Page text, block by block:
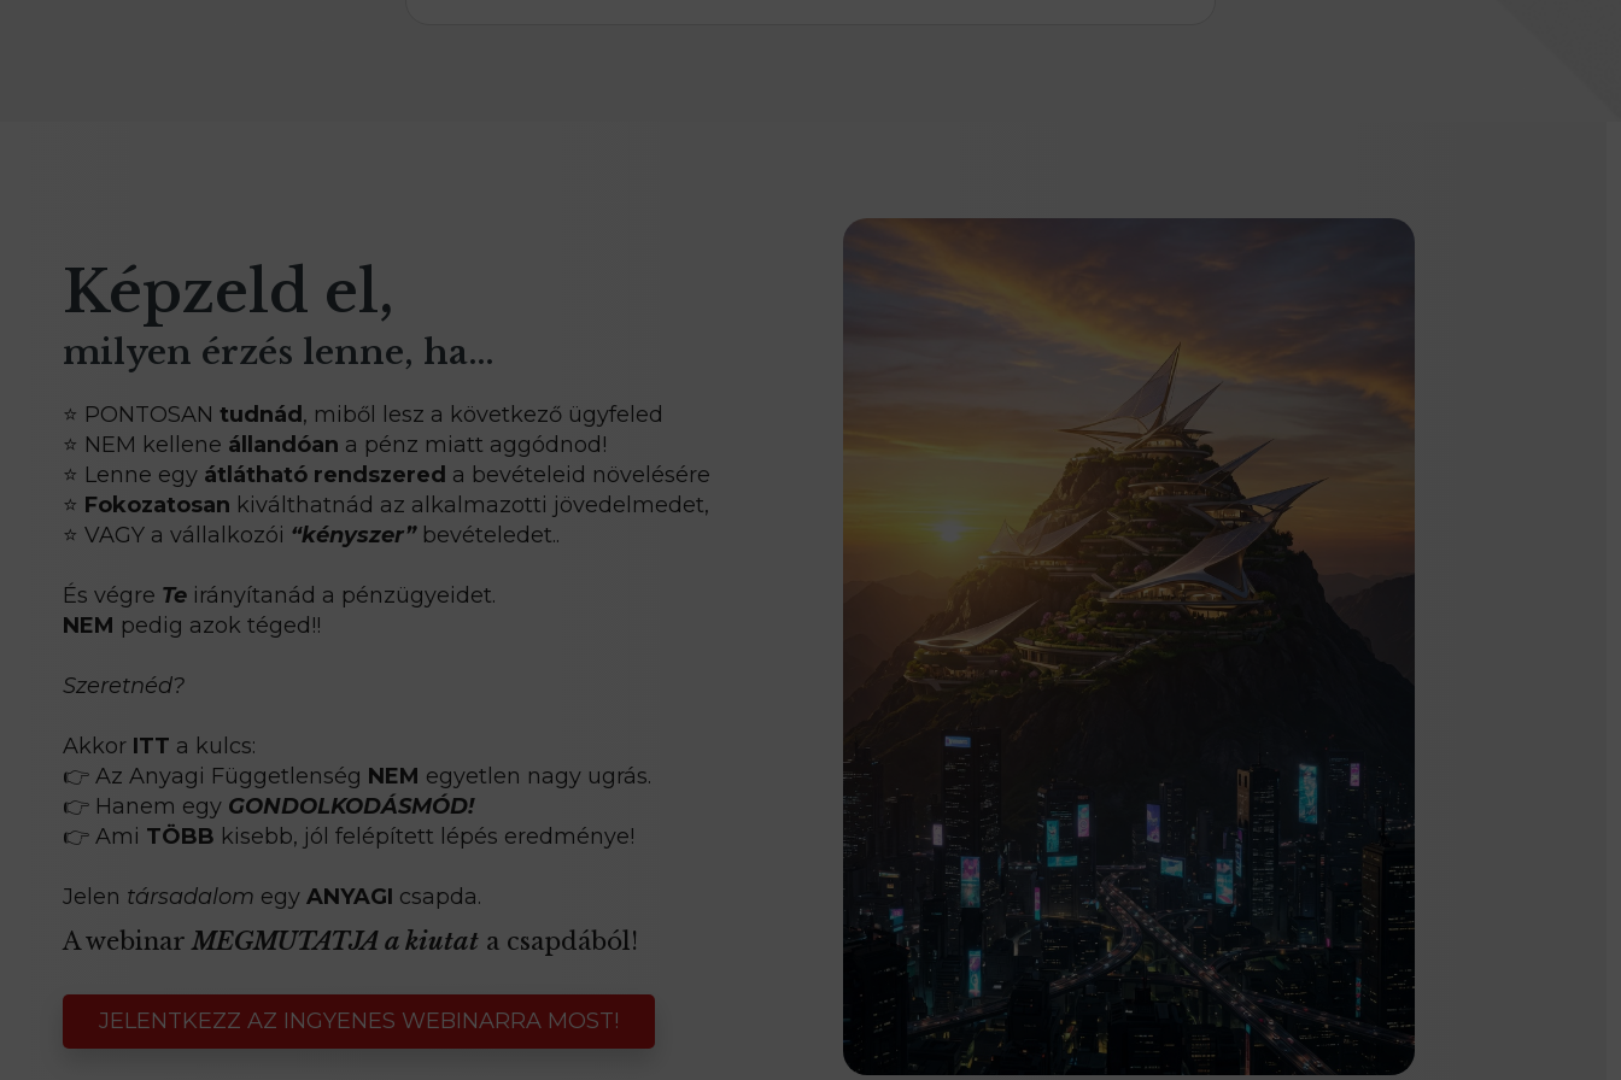
Képzeld el,
milyen érzés lenne, ha…
⭐ PONTOSAN tudnád, miből lesz a következő ügyfeled
⭐ NEM kellene állandóan a pénz miatt aggódnod!
⭐ Lenne egy átlátható rendszered a bevételeid növelésére
⭐ Fokozatosan kiválthatnád az alkalmazotti jövedelmedet,
⭐ VAGY a vállalkozói “kényszer”bevételedet..
És végre Te irányítanád a pénzügyeidet.
NEM pedig azok téged!!
Szeretnéd?
Akkor ITT a kulcs:
👉 Az Anyagi Függetlenség NEM egyetlen nagy ugrás.
👉 Hanem egy GONDOLKODÁSMÓD!
👉 Ami TÖBB kisebb, jól felépített lépés eredménye!
Jelen társadalom egy ANYAGI csapda.
A webinar MEGMUTATJA a kiutat a csapdából!
JELENTKEZZ AZ INGYENES WEBINARRA MOST!